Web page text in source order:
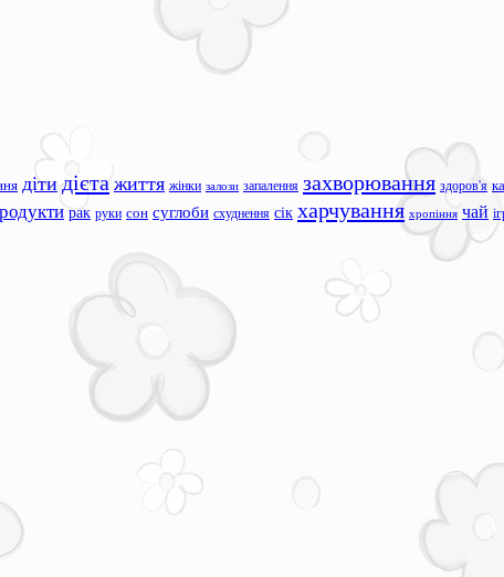
діти дієта життя жінки залози запалення захворювання здоров'я
рак руки сон суглоби схуднення сік харчування хропіння чай